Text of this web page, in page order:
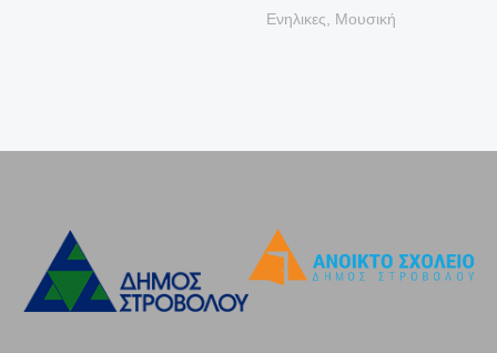
Ενηλικες, Μουσική